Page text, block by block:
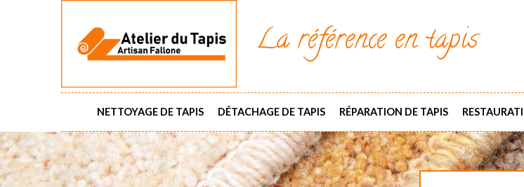
La référence en tapis
NETTOYAGE DE TAPIS DÉTACHAGE DE TAPIS RÉPARATION DE TAPIS